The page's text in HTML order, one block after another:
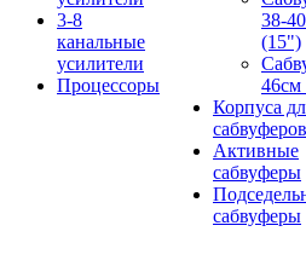
3-8
канальные
усилители
Процессоры
38-
(15")
46см
Корпуса
сабвуферов
Активные
сабвуферы
сабвуферы